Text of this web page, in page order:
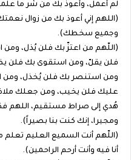
لم أعمل، وأعوذ بك من شر ما
(اللهم إني أعوذ بك من زوال
وجميع سخطك).
(اللّهم من اعتزّ بك فلن يُذل،
فلن يقلّ، ومن استقوى بك فلن
ومن استنصر بك فلن يُخذل، ومن
عليك فلن يخيب، ومن جعلك
هُدي إلى صراط مستقيم، اللهم
ومجيرا، إنك كنت بنا بصيراً).
(اللّهم أنت السميع العليم تعلم
أنا فيه وأنت أرحم الراحمين).